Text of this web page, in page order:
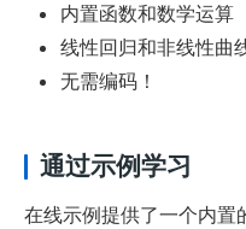
内置函数和数学运算
线性回归和非线性曲
无需编码！
通过示例学习
在线示例提供了一个内置